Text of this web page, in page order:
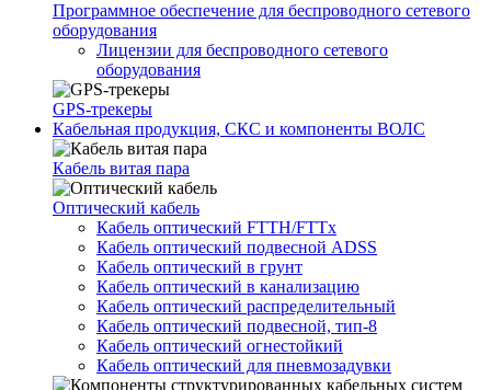
Программное обеспечение для беспроводного сетевого
оборудования
Лицензии для беспроводного сетевого
оборудования
GPS-трекеры
Кабельная продукция, СКС и компоненты ВОЛС
Кабель витая пара
Оптический кабель
Кабель оптический FTTH/FTTx
Кабель оптический подвесной ADSS
Кабель оптический в грунт
Кабель оптический в канализацию
Кабель оптический распределительный
Кабель оптический подвесной, тип-8
Кабель оптический огнестойкий
Кабель оптический для пневмозадувки